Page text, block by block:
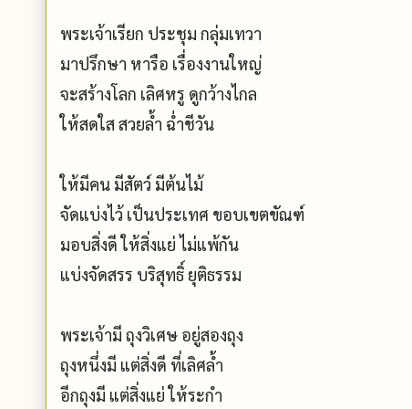
พระเจ้าเรียก ประชุม กลุ่มเทวา
มาปรึกษา หารือ เรื่องงานใหญ่
จะสร้างโลก เลิศหรู ดูกว้างไกล
ให้สดใส สวยล้ำ ฉ่ำชีวัน
ให้มีคน มีสัตว์ มีต้นไม้
จัดแบ่งไว้ เป็นประเทศ ขอบเขตขัณฑ์
มอบสิ่งดี ให้สิ่งแย่ ไม่แพ้กัน
แบ่งจัดสรร บริสุทธิ์ ยุติธรรม
พระเจ้ามี ถุงวิเศษ อยู่สองถุง
ถุงหนึ่งมี แต่สิ่งดี ที่เลิศล้ำ
อีกถุงมี แต่สิ่งแย่ ให้ระกำ